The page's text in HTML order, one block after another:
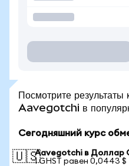
Посмотрите результаты
Aavegotchi в
Сегодняшний курс
🇺🇸Aavegotchi в
1 GHST равен 0,0443 $